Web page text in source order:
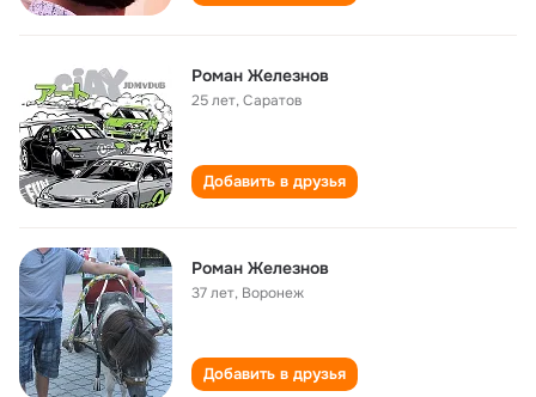
Роман Железнов
25 лет,Саратов
Добавить в друзья
Роман Железнов
37 лет, Воронеж
Добавить в друзья